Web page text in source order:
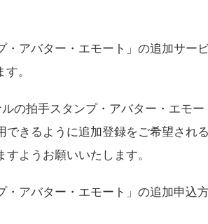
・アバター・エモート」の追加サー
。
の拍手スタンプ・アバター・エモー
できるように追加登録をご希望され
すようお願いいたします。
・アバター・エモート」の追加申込